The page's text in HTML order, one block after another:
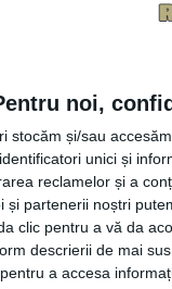
noi,
stocăm și/sau
unici și
reclamelor și a
și partenerii noștri
clic pentru a vă da
descrierii de mai
a accesa
28 MAI, 2025
Una dintre
forței de